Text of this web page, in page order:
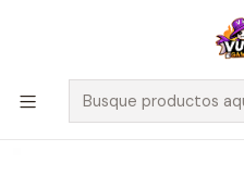
🚀 ¡Despachamos a todo Chile!
$100.000 y a RM sobre $35.000
Juegos de Mesa